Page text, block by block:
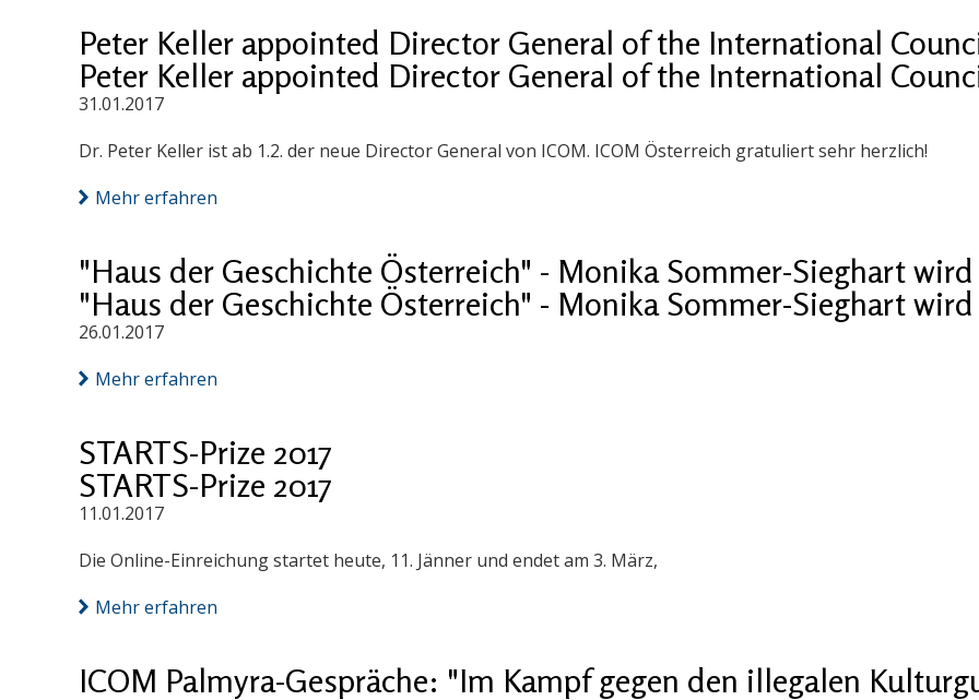
Peter Keller appointed Director General of the International
Peter Keller appointed Director General of the International
31.01.2017
Dr. Peter Keller ist ab 1.2. der neue Director General von ICOM. ICOM Österreich gratuliert sehr herzlich!
Mehr erfahren
"Haus der Geschichte Österreich" - Monika Sommer-Sieghart
"Haus der Geschichte Österreich" - Monika Sommer-Sieghart
26.01.2017
Mehr erfahren
STARTS-Prize 2017
STARTS-Prize 2017
11.01.2017
Die Online-Einreichung startet heute, 11. Jänner und endet am 3. März,
Mehr erfahren
ICOM Palmyra-Gespräche: "Im Kampf gegen den illegalen